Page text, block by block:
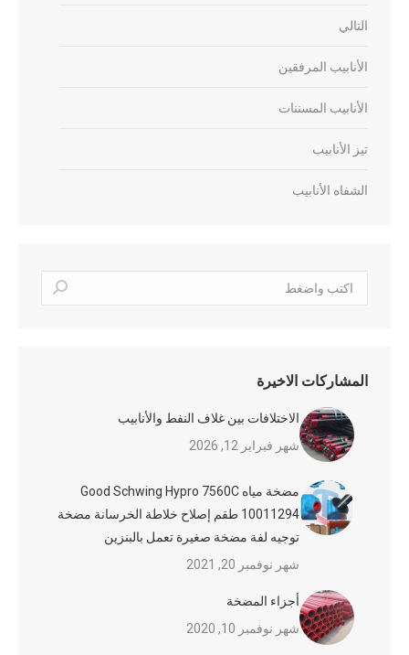
التالي
الأنابيب المرفقين
الأنابيب المسننات
تيز الأنابيب
الشفاه الأنابيب
بحث:
المشاركات الاخيرة
الاختلافات بين غلاف النفط والأنابيب
شهر فبراير 12, 2026
مضخة مياه Good Schwing Hypro 7560C
10011294 طقم إصلاح خلاطة الخرسانة مضخة
توجيه لفة مضخة صغيرة تعمل بالبنزين
شهر نوفمبر 20, 2021
أجزاء المضخة
شهر نوفمبر 10, 2020